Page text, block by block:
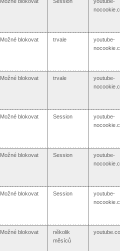
Možné blokovat trvale
youtube-
Možné blokovat trvale
youtube-
Možné blokovat Session
youtube-
Možné blokovat Session
youtube-
Možné blokovat Session
youtube-
Možné blokovat
několik
měsíců